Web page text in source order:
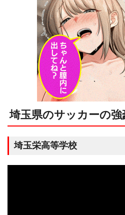
埼玉県のサッカーの強
埼玉栄高等学校